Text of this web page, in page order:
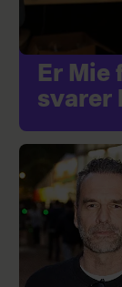
Er
svarer